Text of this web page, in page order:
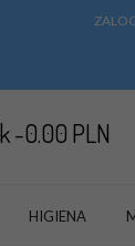
-0.00 PLN
HIGIENA